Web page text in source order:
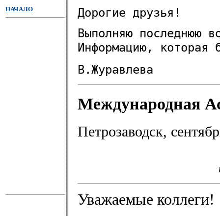
НАЧАЛО
Дорогие друзья!
Выполняю последнюю
Информацию, которая
В.Журавлева
Международная
Петрозаводск,
Уважаемые коллеги!